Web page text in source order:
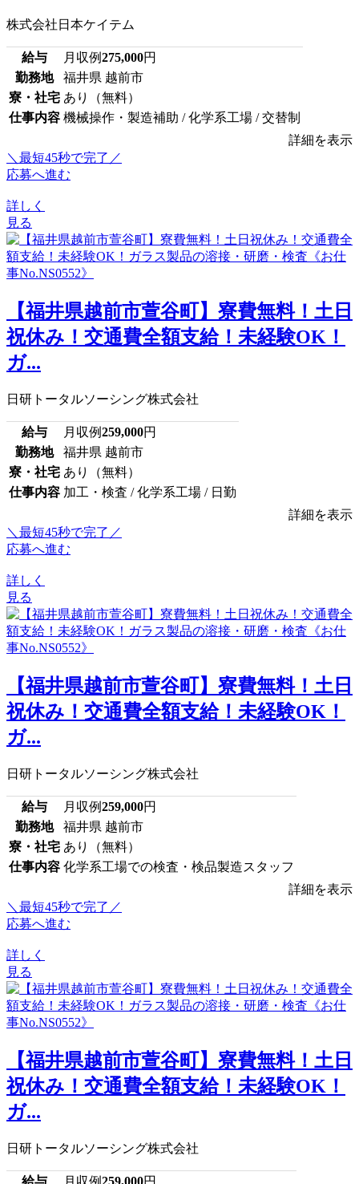
株式会社日本ケイテム
給与 月収例275,000円
勤務地
福井県 越前市
寮・社宅 あり（無料）
仕事内容 機械操作・製造補助 / 化学系工場 / 交替制
詳細を表示
＼最短45秒で完了／
応募へ進む
詳しく
見る
【福井県越前市萱谷町】寮費無料！土日
祝休み！交通費全額支給！未経験OK！
ガ...
日研トータルソーシング株式会社
給与 月収例259,000円
勤務地
福井県 越前市
寮・社宅 あり（無料）
仕事内容 加工・検査 / 化学系工場 / 日勤
詳細を表示
＼最短45秒で完了／
応募へ進む
詳しく
見る
【福井県越前市萱谷町】寮費無料！土日
祝休み！交通費全額支給！未経験OK！
ガ...
日研トータルソーシング株式会社
給与 月収例259,000円
勤務地
福井県 越前市
寮・社宅 あり（無料）
仕事内容 化学系工場での検査・検品製造スタッフ
詳細を表示
＼最短45秒で完了／
応募へ進む
詳しく
見る
【福井県越前市萱谷町】寮費無料！土日
祝休み！交通費全額支給！未経験OK！
ガ...
日研トータルソーシング株式会社
給与 月収例 259,000円